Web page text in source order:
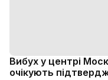
Вибух у центрі
очікують